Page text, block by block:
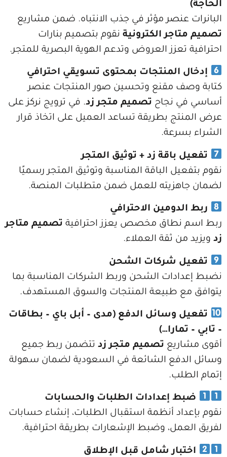
عنصر مؤثر في جذب الانتباه. ضمن مشاريع
الكترونيةنقوم بتصميم بنارات
العروض وتدعم الهوية البصرية للمتجر.
المنتجات بمحتوى تسويقي احترافي
مقنع وتحسين صور المنتجات عنصر
نجاحتصميم متجر زد. في ترويج نركز على
بطريقة تساعد العميل على اتخاذ قرار
باقة زد + توثيق المتجر
الباقة المناسبة وتوثيق المتجر رسميًا
للعمل ضمن متطلبات المنصة.
الاحترافي
مخصص يعزز احترافيةتصميم متاجر
ثقة العملاء.
شركات الشحن
الشحن وربط الشركات المناسبة بما
طبيعة المنتجات والسوق المستهدف.
وسائل الدفع (مدى – أبل باي – بطاقات
تصميم متجر زدتتضمن ربط جميع
الشائعة في السعودية لضمان سهولة
إعدادات الطلبات والحسابات
أنظمة استقبال الطلبات، إنشاء حسابات
وضبط الإشعارات بطريقة احترافية.
شامل قبل الإطلاق